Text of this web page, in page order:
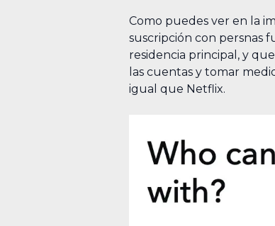
Como puedes ver en la
suscripción con persnas
residencia principal, y
las cuentas y tomar
igual que Netflix.